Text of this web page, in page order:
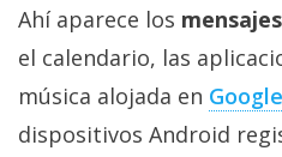
Ahí aparece los
el calendario, las
música alojada en
dispositivos Android